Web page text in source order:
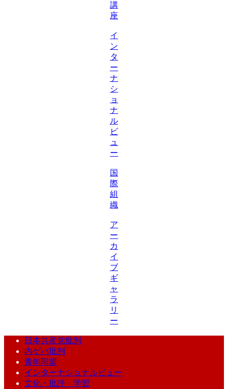
講
座
イ
ン
タ
ー
ナ
シ
ョ
ナ
ル
ビ
ュ
ー
国
際
組
織
ア
ー
カ
イ
ブ
ギ
ャ
ラ
リ
ー
日本共産党批判
内ゲバ批判
青年同盟
インターナショナルビュー
文化・批評・学習